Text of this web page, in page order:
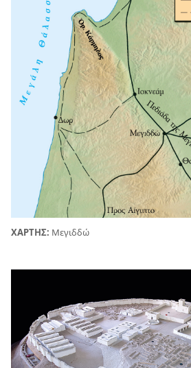
ΧΑΡΤΗΣ: Μεγιδδώ